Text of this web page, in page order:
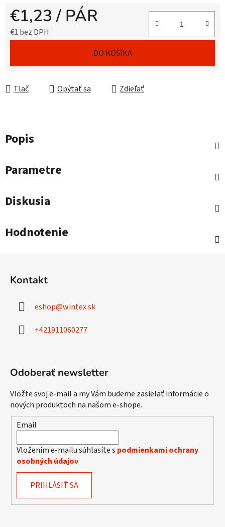
€1,23/ PÁR
€1 bez DPH
DO KOŠÍKA
Tlač Opýtať sa Zdieľať
Popis
Parametre
Diskusia
Hodnotenie
Kontakt
eshop@wintex.sk
+421911060277
Odoberať newsletter
Vložte svoj e-mail a my Vám budeme zasielať informácie o
nových produktoch na našom e-shope.
Email
Vložením e-mailu súhlasíte s podmienkami ochrany
osobných údajov
PRIHLÁSIŤ SA